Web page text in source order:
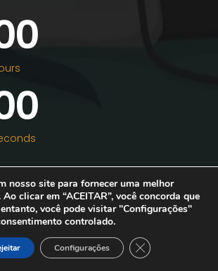
0
0
nosso site para fornecer uma melhor
clicar em “ACEITAR”, você concorda que
você pode visitar "Configurações"
controlado.
Configurações Close GDPR